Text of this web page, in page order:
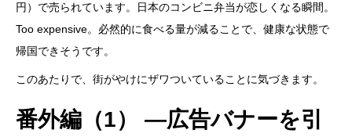
円）で売られています。日本のコンビニ弁当が恋しくなる瞬間。
Too expensive。必然的に食べる量が減ることで、健康な状態で
帰国できそうです。
このあたりで、街がやけにザワついていることに気づきます。
番外編（1） ―広告バナーを引